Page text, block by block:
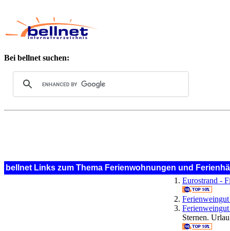
Bei bellnet suchen:
bellnet Links zum Thema Ferienwohnungen und
Eurostrand -
Sternen.